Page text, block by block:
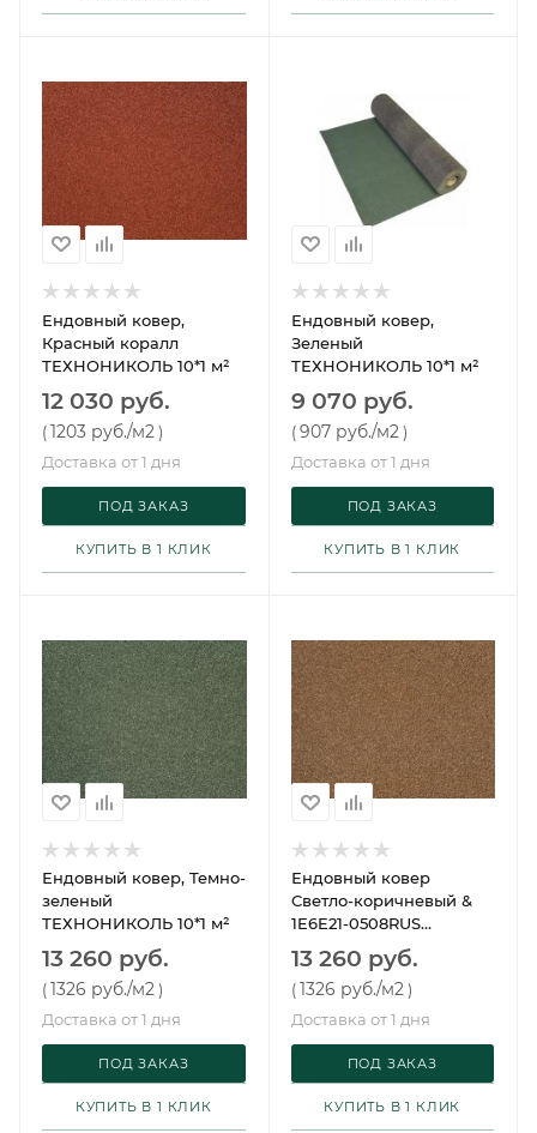
Ендовный ковер,
Красный коралл
ТЕХНОНИКОЛЬ 10*1 м²
12 030 руб.
(1203 руб./м2 )
Доставка от 1 дня
ПОД ЗАКАЗ
КУПИТЬ В 1 КЛИК
Ендовный ковер,
Зеленый
ТЕХНОНИКОЛЬ 10*1 м²
9 070 руб.
(907 руб./м2 )
Доставка от 1 дня
ПОД ЗАКАЗ
КУПИТЬ В 1 КЛИК
Ендовный ковер, Темно-
зеленый
ТЕХНОНИКОЛЬ 10*1 м²
13 260 руб.
(1326 руб./м2)
Доставка от 1 дня
ПОД ЗАКАЗ
КУПИТЬ В 1 КЛИК
Ендовный ковер
Светло-коричневый &
1E6E21-0508RUS
13 260 руб.
(1326 руб./м2 )
Доставка от 1 дня
ПОД ЗАКАЗ
КУПИТЬ В 1 КЛИК